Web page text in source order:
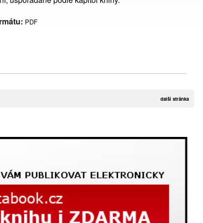
PDF
další stránka